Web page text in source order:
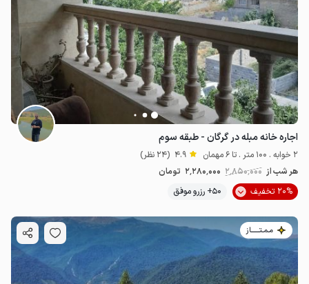
1.52میلیون ت 4.8 1.92میلیون ت 4.7
اجاره خانه مبله در گرگان - طبقه سوم
2 خوابه . 100 متر . تا 6 مهمان 4.9 (24 نظر)
هر شب از 2٬850٬000 2٬280٬000 تومان
20% تخفیف
50+ رزرو موفق
مـمـتــــــاز